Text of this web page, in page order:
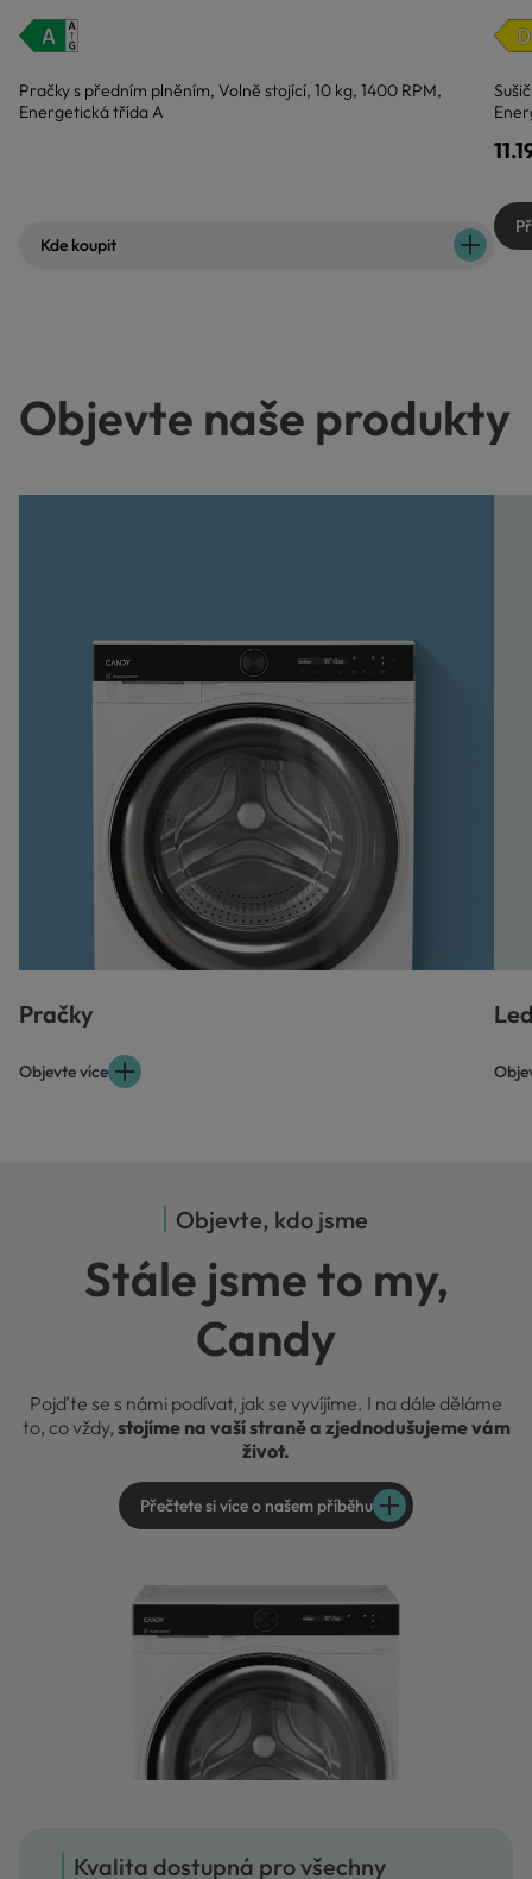
Pračky s předním plněním, Volně stojící, 10 kg, 1400 RPM,
Energetická třída A
Kde koupit
Objevte naše produkty
Pračky
Objevte více
Objevte, kdo jsme
Stále jsme to my,
Candy
Pojďte se s námi podívat, jak se vyvíjíme. I na dále děláme
to, co vždy, stojíme na vaší straně a zjednodušujeme vám
život.
Přečtete si více o našem příběhu
Kvalita dostupná pro všechny